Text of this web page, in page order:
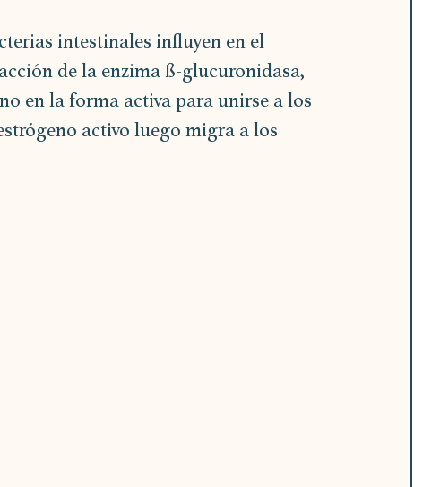
intestinales influyen en el
de la enzima ß-glucuronidasa,
en la forma activa para unirse a los
activo luego migra a los